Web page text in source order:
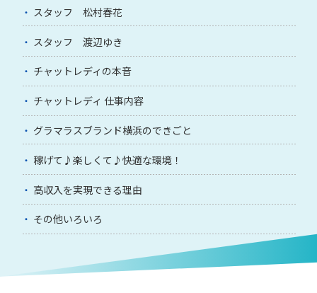
スタッフ 松村春花
スタッフ 渡辺ゆき
チャットレディの本音
チャットレディ 仕事内容
グラマラスブランド横浜のできごと
稼げて♪楽しくて♪快適な環境！
高収入を実現できる理由
その他いろいろ